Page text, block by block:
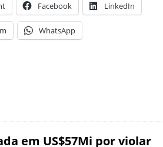
Facebook LinkedIn
WhatsApp
em US$57Mi por violar